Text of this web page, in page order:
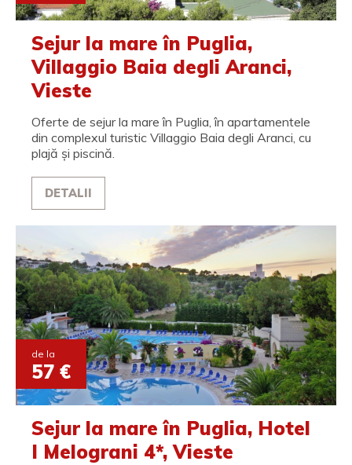
Sejur la mare în Puglia,
Villaggio Baia degli Aranci,
Vieste
Oferte de sejur la mare în Puglia, în apartamentele
din complexul turistic Villaggio Baia degli Aranci, cu
plajă și piscină.
DETALII
de la
57 €
Sejur la mare în Puglia, Hotel
I Melograni 4*, Vieste